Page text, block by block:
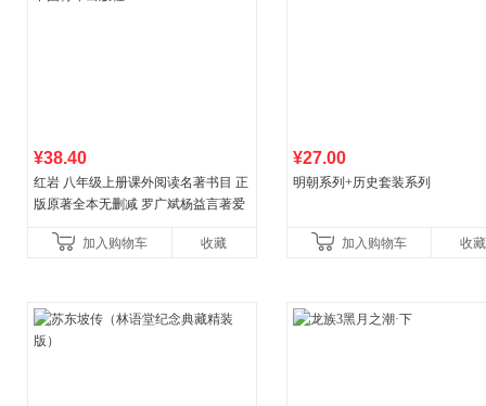
¥38.40
红岩 八年级上册课外阅读名著书目 正
版原著全本无删减 罗广斌杨益言著爱
国青年出版社加入购物车 收藏
¥27.00
明朝系列+历史套装系列
加入购物车 收藏